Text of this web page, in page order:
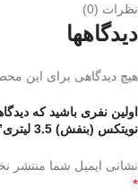
نظرات (0)
دیدگاهها
هیچ دیدگاهی برای این
اولین نفری باشید که
نویتکس (بنفش) 3.5 لیتری”
نشانی ایمیل شما منتشر
*